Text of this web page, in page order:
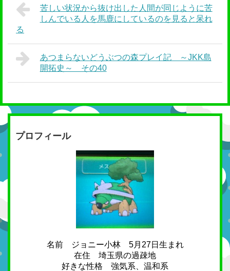
苦しい状況から抜け出した人間が同じように苦
しんでいる人を馬鹿にしているのを見ると呆れ
る
あつまらないどうぶつの森プレイ記 ～JKK島
開拓史～ その40
プロフィール
名前 ジョニー小林 5月27日生まれ
在住 埼玉県の過疎地
好きな性格 強気系、温和系